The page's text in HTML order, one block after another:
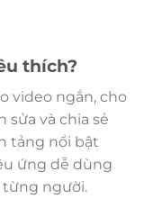
thích?
video ngắn, cho
sửa và chia sẻ
tảng nổi bật
ứng dễ dùng
từng người.